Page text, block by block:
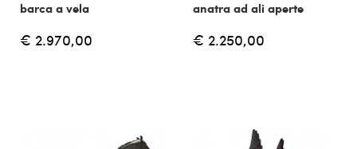
barca a vela
€ 2.970,00
anatra ad ali aperte
€ 2.250,00